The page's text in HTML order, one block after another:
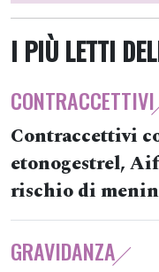
I PIÙ LETTI
CONTRACCETTIVI
Contraccettivi
etonogestrel,
rischio di
GRAVIDANZA